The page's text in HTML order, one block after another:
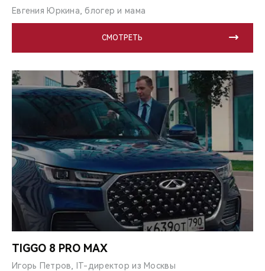
Евгения Юркина, блогер и мама
СМОТРЕТЬ
TIGGO 8 PRO MAX
Игорь Петров, IT-директор из Москвы